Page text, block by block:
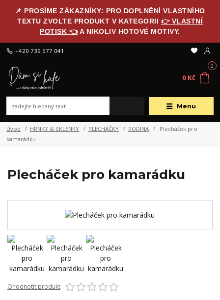
📌 PROSÍME ZÁKAZNÍKY: PRO DOPLNĚNÍ VLASTNÍHO
TEXTU ZVOLTE PRODUKT V KATEGORII 👉 VLASTNÍ
POTISK 👈 A NIKOLIV HOTOVÉ MOTIVY.
Menu
+420 739 577 041
0
0 Kč
Úvod HRNKY & SKLENKY PLECHÁČKY RODINA
Plecháček pro
kamarádku
Plecháček pro kamarádku
Ohodnotit produkt